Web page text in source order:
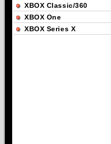
XBOX Classic/360
XBOX One
XBOX Series X